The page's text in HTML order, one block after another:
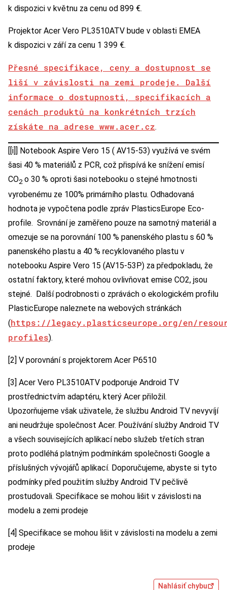
k dispozici v květnu za cenu od 899 €.
Projektor Acer Vero PL3510ATV bude v oblasti EMEA
k dispozici v září za cenu 1 399 €.
Přesné specifikace, ceny a dostupnost se
liší v závislosti na zemi prodeje. Další
informace o dostupnosti, specifikacích a
cenách produktů na konkrétních trzích
získáte na adrese www.acer.cz.
[[i]] Notebook Aspire Vero 15 ( AV15-53) využívá ve svém
šasi 40 % materiálů z PCR, což přispívá ke snížení emisí
CO2 o 30 % oproti šasi notebooku o stejné hmotnosti
vyrobenému ze 100% primárního plastu. Odhadovaná
hodnota je vypočtena podle zpráv PlasticsEurope Eco-
profile. Srovnání je zaměřeno pouze na samotný materiál a
omezuje se na porovnání 100 % panenského plastu s 60 %
panenského plastu a 40 % recyklovaného plastu v
notebooku Aspire Vero 15 (AV15-53P) za předpokladu, že
ostatní faktory, které mohou ovlivňovat emise CO2, jsou
stejné. Další podrobnosti o zprávách o ekologickém profilu
PlasticEurope naleznete na webových stránkách
(https://legacy.plasticseurope.org/en/
profiles).
[2] V porovnání s projektorem Acer P6510
[3] Acer Vero PL3510ATV podporuje Android TV
prostřednictvím adaptéru, který Acer přiložil.
Upozorňujeme však uživatele, že službu Android TV nevyvíjí
ani neudržuje společnost Acer. Používání služby Android TV
a všech souvisejících aplikací nebo služeb třetích stran
proto podléhá platným podmínkám společnosti Google a
příslušných vývojářů aplikací. Doporučujeme, abyste si tyto
podmínky před použitím služby Android TV pečlivě
prostudovali. Specifikace se mohou lišit v závislosti na
modelu a zemi prodeje
[4] Specifikace se mohou lišit v závislosti na modelu a zemi
prodeje
Nahlásiť chybu